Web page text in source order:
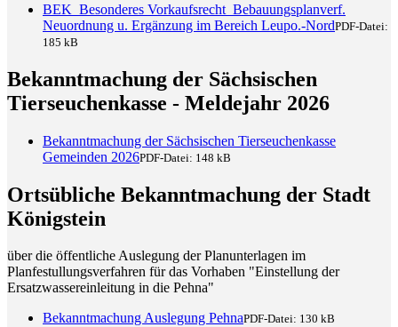
BEK_Besonderes Vorkaufsrecht_Bebauungsplanverf.
Neuordnung u. Ergänzung im Bereich Leupo.-NordPDF-Datei:
185 kB
Bekanntmachung der Sächsischen
Tierseuchenkasse - Meldejahr 2026
Bekanntmachung der Sächsischen Tierseuchenkasse
Gemeinden 2026PDF-Datei: 148 kB
Ortsübliche Bekanntmachung der Stadt
Königstein
über die öffentliche Auslegung der Planunterlagen im
Planfestullungsverfahren für das Vorhaben "Einstellung der
Ersatzwassereinleitung in die Pehna"
Bekanntmachung Auslegung PehnaPDF-Datei: 130 kB